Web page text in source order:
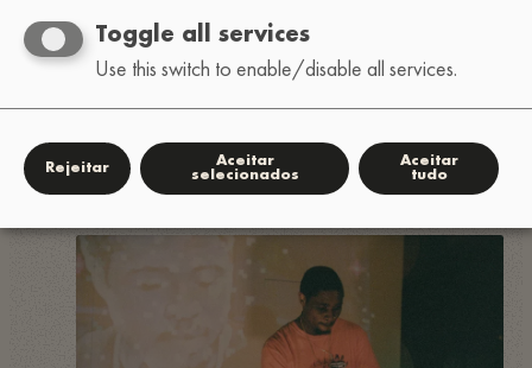
Toggle all services
Use this switch to enable/disable all services.
Rejeitar
Aceitar
selecionados
Aceitar
tudo